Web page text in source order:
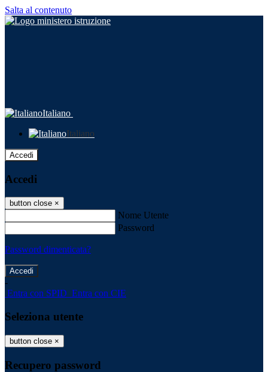
Salta al contenuto
Italiano
Italiano
Accedi
Accedi
button close ×
Nome Utente
Password
Password dimenticata?
-
Entra con SPID Entra con CIE
Seleziona utente
button close ×
Recupero password